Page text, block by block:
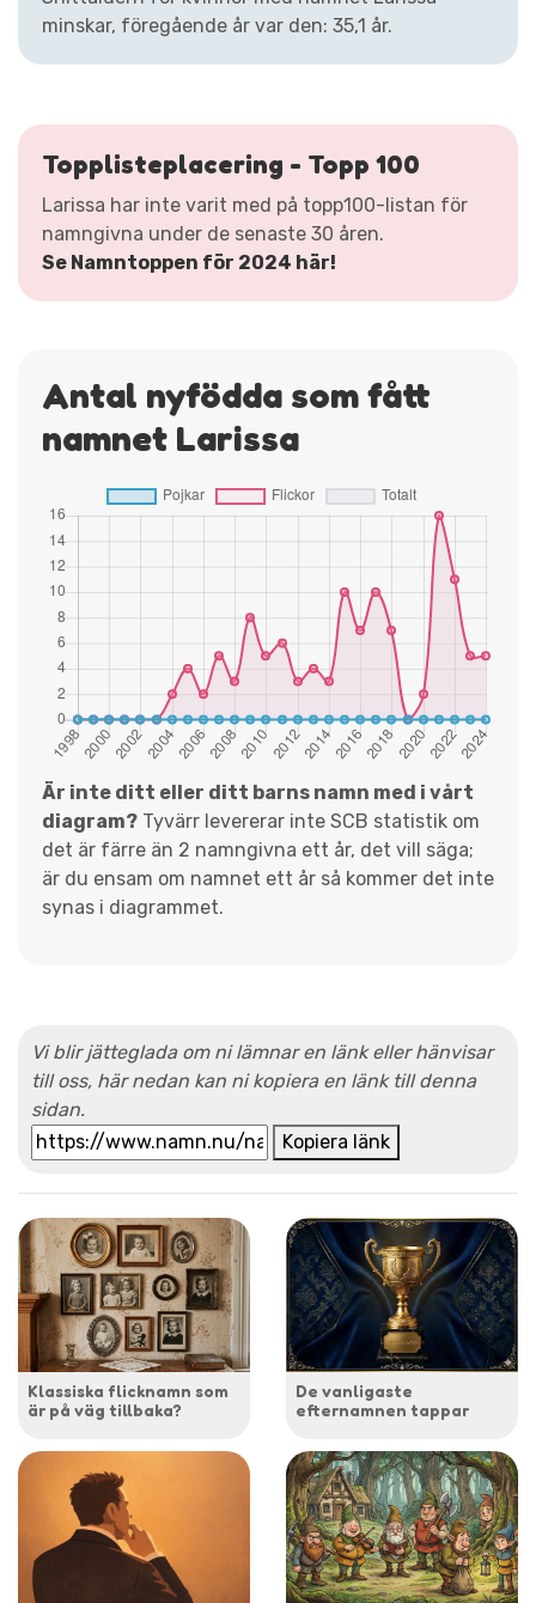
minskar, föregående år var den: 35,1 år.
Topplisteplacering - Topp 100
Larissa har inte varit med på topp100-listan för
namngivna under de senaste 30 åren.
Se Namntoppen för 2024 här!
Antal nyfödda som fått
namnet Larissa
Är inte ditt eller ditt barns namn med i vårt
diagram? Tyvärr levererar inte SCB statistik om
det är färre än 2 namngivna ett år, det vill säga;
är du ensam om namnet ett år så kommer det inte
synas i diagrammet.
Vi blir jätteglada om ni lämnar en länk eller hänvisar
till oss, här nedan kan ni kopiera en länk till denna
sidan.
Kopiera länk
Klassiska flicknamn som
är på väg tillbaka?
De vanligaste
efternamnen tappar